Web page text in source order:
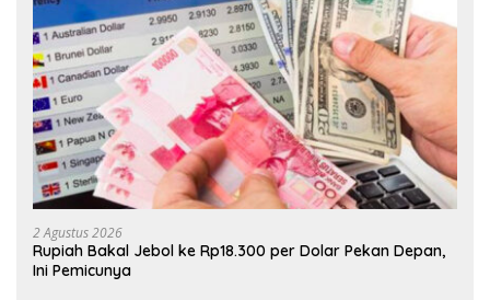
2 Agustus 2026
Rupiah Bakal Jebol ke Rp18.300 per Dolar Pekan Depan,
Ini Pemicunya